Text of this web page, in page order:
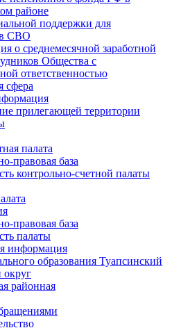
районе
поддержки для
СВО
о среднемесячной заработной
Общества с
ответственностью
сфера
прилегающей территории
палата
правовая база
контрольно-счетной палаты
правовая база
палаты
информация
образования Туапсинский
районная